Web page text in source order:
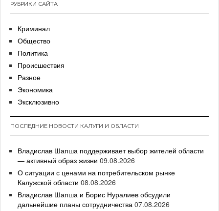
РУБРИКИ САЙТА
Криминал
Общество
Политика
Происшествия
Разное
Экономика
Эксклюзивно
ПОСЛЕДНИЕ НОВОСТИ КАЛУГИ И ОБЛАСТИ
Владислав Шапша поддерживает выбор жителей области
— активный образ жизни 09.08.2026
О ситуации с ценами на потребительском рынке
Калужской области 08.08.2026
Владислав Шапша и Борис Нуралиев обсудили
дальнейшие планы сотрудничества 07.08.2026